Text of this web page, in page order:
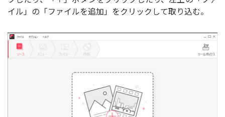
イル」の「ファイルを追加」をクリックして取り込む。